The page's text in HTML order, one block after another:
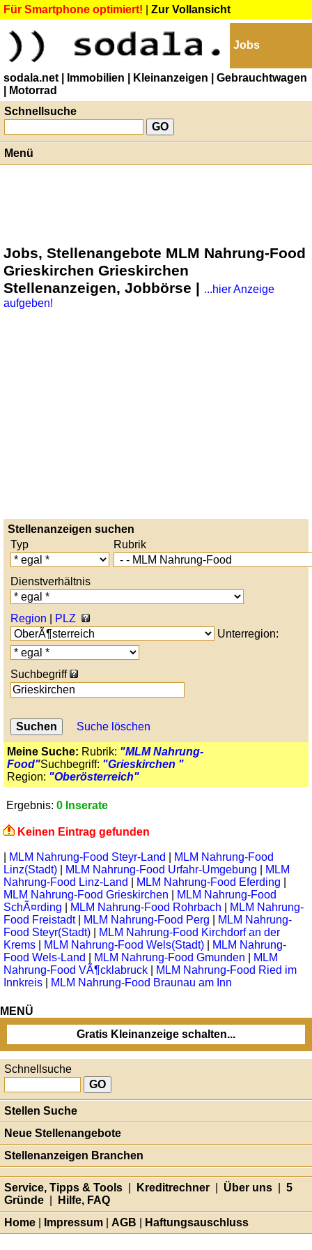
Für Smartphone optimiert! Zur Vollansicht
Jobs
sodala.net | Immobilien | Kleinanzeigen
| Gebrauchtwagen
| Motorrad
Schnellsuche
Menü
Jobs, Stellenangebote MLM Nahrung-Food
Grieskirchen Grieskirchen
Stellenanzeigen, Jobbörse | ...hier Anzeige
aufgeben!
Stellenanzeigen suchen
Typ
Rubrik
Dienstverhältnis
Region
PLZ
Unterregion:
Suchbegriff
Suche löschen
Meine Suche: Rubrik: "MLM Nahrung-
Food"Suchbegriff: "Grieskirchen "
Region: "Oberösterreich"
Ergebnis: 0 Inserate
Keinen Eintrag gefunden
MLM Nahrung-Food Steyr-Land
MLM Nahrung-Food
Linz(Stadt)
MLM Nahrung-Food Urfahr-Umgebung
MLM
Nahrung-Food Linz-Land
MLM Nahrung-Food Eferding
MLM Nahrung-Food Grieskirchen
MLM Nahrung-Food
SchÃ¤rding
MLM Nahrung-Food Rohrbach
MLM Nahrung-
Food Freistadt| MLM Nahrung-Food Perg
MLM Nahrung-
Food Steyr(Stadt)
MLM Nahrung-Food Kirchdorf an der
Krems
MLM Nahrung-Food Wels(Stadt)
MLM Nahrung-
Food Wels-Land
MLM Nahrung-Food Gmunden
MLM
Nahrung-Food VÃ¶cklabruck
MLM Nahrung-Food Ried im
Innkreis
MLM Nahrung-Food Braunau am Inn
MENÜ
Gratis Kleinanzeige schalten...
Schnellsuche
Stellen Suche
Neue Stellenangebote
Stellenanzeigen Branchen
Service, Tipps & Tools Kreditrechner Über uns
5
Gründe
Hilfe, FAQ
Home
Impressum AGB Haftungsauschluss